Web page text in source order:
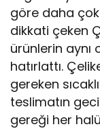
göre daha
dikkati çeken
ürünlerin
hatırlattı.
gereken
teslimatın
gereği her